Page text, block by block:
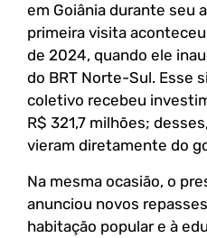
em Goiânia durante seu
primeira visita
de 2024, quando ele
do BRT Norte-Sul. Esse
coletivo recebeu
R$ 321,7 milhões;
vieram diretamente do
Na mesma ocasião, o
anunciou novos
habitação popular e à